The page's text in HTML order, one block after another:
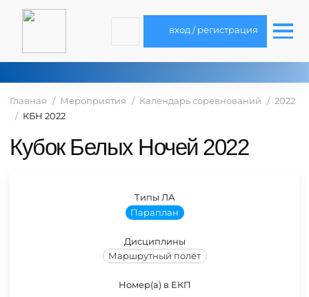
вход / регистрация
Главная Мероприятия Календарь соревнований
2022
КБН 2022
Кубок Белых Ночей 2022
Типы ЛА
Параплан
Дисциплины
Маршрутный полёт
Номер(а) в ЕКП